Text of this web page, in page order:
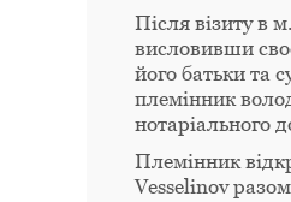
Після візиту в
висловивши
його батьки та
племінник
нотаріального
Племінник
Vesselinov